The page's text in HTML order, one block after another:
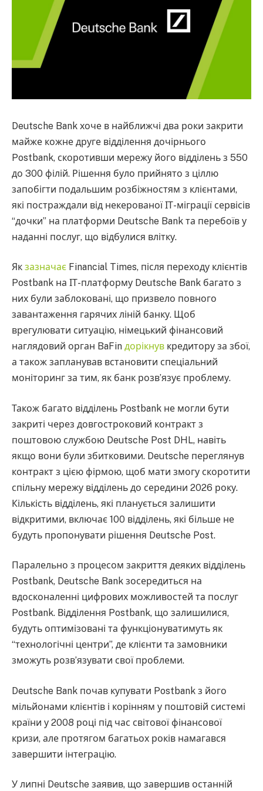
Deutsche Bank хоче в найближчі два роки закрити
майже кожне друге відділення дочірнього
Postbank, скоротивши мережу його відділень з 550
до 300 філій. Рішення було прийнято з ціллю
запобігти подальшим розбіжностям з клієнтами,
які постраждали від некерованої ІТ-міграції сервісів
“дочки” на платформи Deutsche Bank та перебоїв у
наданні послуг, що відбулися влітку.
Як зазначає Financial Times, після переходу клієнтів
Postbank на ІТ-платформу Deutsche Bank багато з
них були заблоковані, що призвело повного
завантаження гарячих ліній банку. Щоб
врегулювати ситуацію, німецький фінансовий
наглядовий орган BaFin дорікнув кредитору за збої,
а також запланував встановити спеціальний
моніторинг за тим, як банк розв’язує проблему.
Також багато відділень Postbank не могли бути
закриті через довгостроковий контракт з
поштовою службою Deutsche Post DHL, навіть
якщо вони були збитковими. Deutsche переглянув
контракт з цією фірмою, щоб мати змогу скоротити
спільну мережу відділень до середини 2026 року.
Кількість відділень, які планується залишити
відкритими, включає 100 відділень, які більше не
будуть пропонувати рішення Deutsche Post.
Паралельно з процесом закриття деяких відділень
Postbank, Deutsche Bank зосередиться на
вдосконаленні цифрових можливостей та послуг
Postbank. Відділення Postbank, що залишилися,
будуть оптимізовані та функціонуватимуть як
“технологічні центри”, де клієнти та замовники
зможуть розв’язувати свої проблеми.
Deutsche Bank почав купувати Postbank з його
мільйонами клієнтів і корінням у поштовій системі
країни у 2008 році під час світової фінансової
кризи, але протягом багатьох років намагався
завершити інтеграцію.
У липні Deutsche заявив, що завершив останній